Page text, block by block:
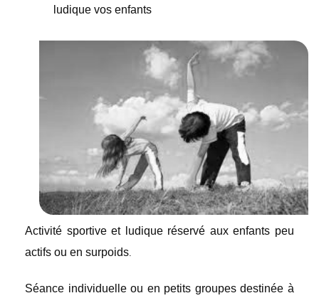
ludique vos enfants
Activité sportive et ludique réservé aux enfants peu
actifs ou en surpoids.
Séance individuelle ou en petits groupes destinée à